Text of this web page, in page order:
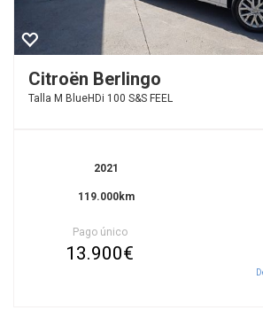
Citroën Berlingo
Talla M BlueHDi 100 S&S FEEL
2021
119.000km
Pago único
13.900€